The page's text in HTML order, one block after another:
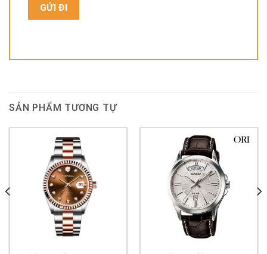
SẢN PHẨM TƯƠNG TỰ